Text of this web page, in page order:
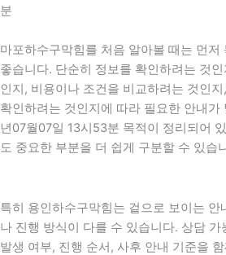
분
마포하수구막힘를 처음 알아볼 때는 먼저
좋습니다. 단순히 정보를 확인하려는 것
인지, 비용이나 조건을 비교하려는 것인
확인하려는 것인지에 따라 필요한 안내
년07월07일 13시53분 목적이 정리되어
도 중요한 부분을 더 쉽게 구분할 수 있습
특히 용인하수구막힘는 겉으로 보이는 안
나 진행 방식이 다를 수 있습니다. 상담
발생 여부, 진행 순서, 사후 안내 기준을